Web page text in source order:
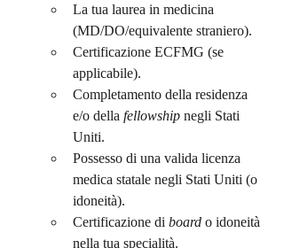
La tua laurea in medicina
(MD/DO/equivalente straniero).
Certificazione ECFMG (se
applicabile).
Completamento della residenza
e/o della fellowship negli Stati
Uniti.
Possesso di una valida licenza
medica statale negli Stati Uniti (o
idoneità).
Certificazione di board o idoneità
nella tua specialità.